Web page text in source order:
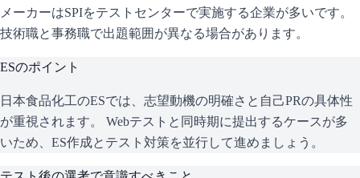
メーカーはSPIをテストセンターで実施する企業が多いです。
技術職と事務職で出題範囲が異なる場合があります。
ESのポイント
日本食品化工のESでは、志望動機の明確さと自己PRの具体性
が重視されます。 Webテストと同時期に提出するケースが多
いため、ES作成とテスト対策を並行して進めましょう。